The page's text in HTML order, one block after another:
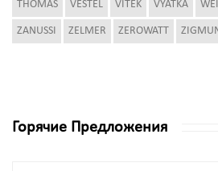
THOMAS VESTEL VITEK VYATKA
ZANUSSI ZELMER ZEROWATT
Горячие Предложения